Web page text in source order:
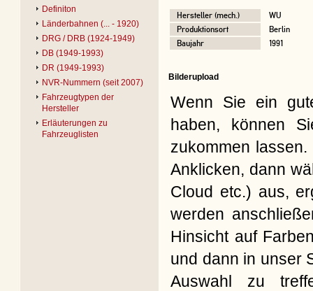
Definiton
Länderbahnen (... - 1920)
DRG / DRB (1924-1949)
DB (1949-1993)
DR (1949-1993)
NVR-Nummern (seit 2007)
Fahrzeugtypen der
Hersteller
Erläuterungen zu
Fahrzeuglisten
Hersteller (mech.)
WU
Produktionsort
Berlin
Baujahr
1991
Bilderupload
Wenn Sie ein
haben, können
zukommen
Anklicken, dann
Cloud etc.) aus,
werden
Hinsicht auf
und dann in unser
Auswahl zu